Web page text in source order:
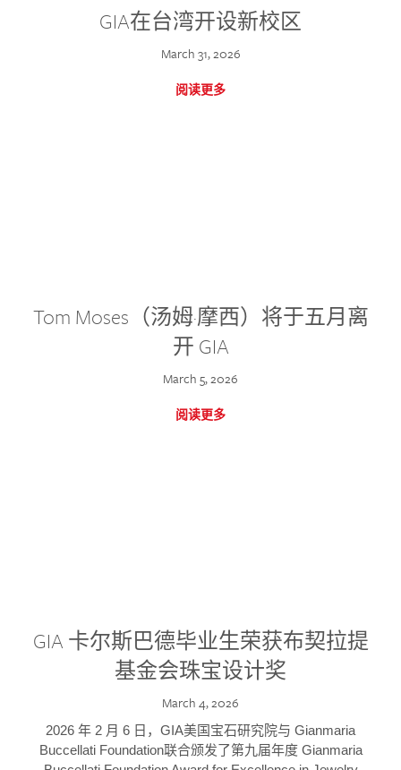
GIA在台湾开设新校区
March 31, 2026
阅读更多
Tom Moses（汤姆·摩西）将于五月离
开 GIA
March 5, 2026
阅读更多
GIA 卡尔斯巴德毕业生荣获布契拉提
基金会珠宝设计奖
March 4, 2026
2026 年 2 月 6 日，GIA美国宝石研究院与 Gianmaria
Buccellati Foundation联合颁发了第九届年度 Gianmaria